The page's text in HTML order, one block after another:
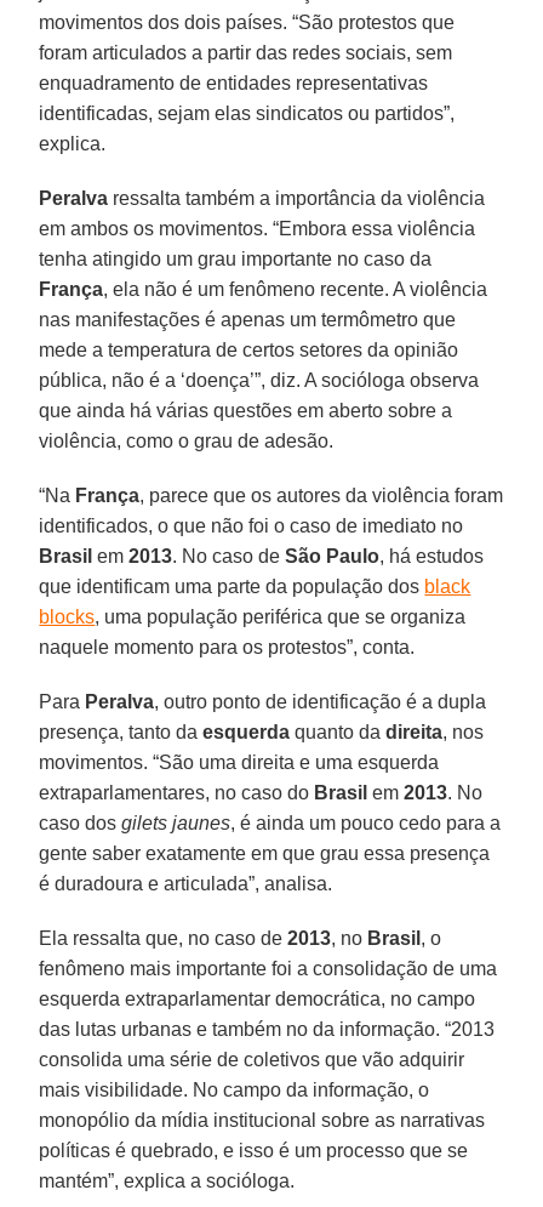
movimentos dos dois países. “São protestos que
foram articulados a partir das redes sociais, sem
enquadramento de entidades representativas
identificadas, sejam elas sindicatos ou partidos”,
explica.
Peralva ressalta também a importância da violência
em ambos os movimentos. “Embora essa violência
tenha atingido um grau importante no caso da
França, ela não é um fenômeno recente. A violência
nas manifestações é apenas um termômetro que
mede a temperatura de certos setores da opinião
pública, não é a ‘doença’”, diz. A socióloga observa
que ainda há várias questões em aberto sobre a
violência, como o grau de adesão.
“Na França, parece que os autores da violência foram
identificados, o que não foi o caso de imediato no
Brasil em2013. No caso deSão Paulo, há estudos
que identificam uma parte da população dos black
blocks, uma população periférica que se organiza
naquele momento para os protestos”, conta.
Para Peralva, outro ponto de identificação é a dupla
presença, tanto daesquerda quanto dadireita, nos
movimentos. “São uma direita e uma esquerda
extraparlamentares, no caso do Brasil em2013. No
caso dosgilets jaunes, é ainda um pouco cedo para a
gente saber exatamente em que grau essa presença
é duradoura e articulada”, analisa.
Ela ressalta que, no caso de2013, no Brasil , o
fenômeno mais importante foi a consolidação de uma
esquerda extraparlamentar democrática, no campo
das lutas urbanas e também no da informação. “2013
consolida uma série de coletivos que vão adquirir
mais visibilidade. No campo da informação, o
monopólio da mídia institucional sobre as narrativas
políticas é quebrado, e isso é um processo que se
mantém”, explica a socióloga.